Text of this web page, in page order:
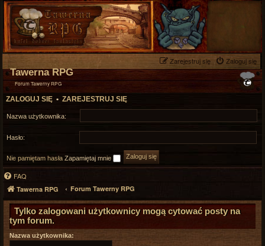
Zaloguj się
Zarejestruj się
Tawerna RPG
Forum Tawerny RPG
ZALOGUJ SIĘ • ZAREJESTRUJ SIĘ
Nazwa użytkownika:
Hasło:
Nie pamiętam hasła Zapamiętaj mnie
FAQ
Tawerna RPG Forum Tawerny RPG
Tylko zalogowani użytkownicy mogą cytować posty na
tym forum.
Nazwa użytkownika: